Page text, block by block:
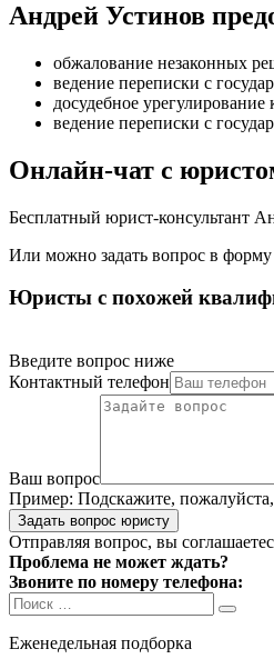
Андрей Устинов
обжалование незаконных
ведение переписки с
досудебное урегулирование
ведение переписки с
Онлайн-чат с
Бесплатный юрист-консультант
Или можно задать вопрос в форму
Юристы с похожей
Введите вопрос ниже
Контактный телефон
Ваш вопрос
Пример: Подскажите,
Задать вопрос юристу
Отправляя вопрос, вы
Проблема не может ждать?
Звоните по номеру телефона:
Search
for:
Search
Еженедельная подборка